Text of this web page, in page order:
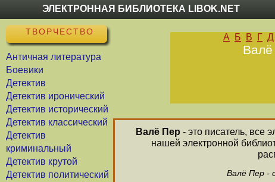
ЭЛЕКТРОННАЯ БИБЛИОТЕКА LIBOK.NET
ТВОРЧЕСТВО
Античная литература
Боевики
Детектив
Детектив иронический
Детектив исторический
Детектив классический
Детектив
криминальный
Детектив крутой
Детектив политический
А Б В Г Д
Валё
Валё Пер - это писатель, все
нашей электронной
Валё Пер -